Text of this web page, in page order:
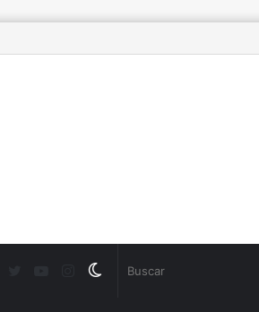
Switch
Instagram
YouTube